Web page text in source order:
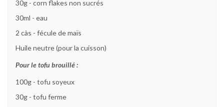
30g - corn flakes non sucrés
30ml - eau
2 càs - fécule de maïs
Huile neutre (pour la cuisson)
Pour le tofu brouillé :
100g - tofu soyeux
30g - tofu ferme